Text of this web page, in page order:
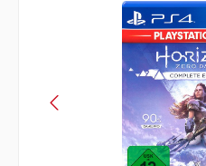
Bildergalerie überspringen